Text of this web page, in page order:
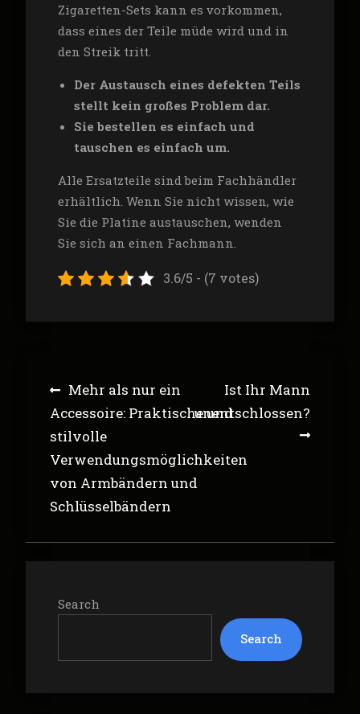
Zigaretten-Sets kann es vorkommen,
dass eines der Teile müde wird und in
den Streik tritt.
Der Austausch eines defekten Teils
stellt kein großes Problem dar.
Sie bestellen es einfach und
tauschen es einfach um.
Alle Ersatzteile sind beim Fachhändler
erhältlich. Wenn Sie nicht wissen, wie
Sie die Platine austauschen, wenden
Sie sich an einen Fachmann.
3.6/5 - (7 votes)
Post
navigation
Mehr als nur ein
Accessoire: Praktische und
stilvolle
Verwendungsmöglichkeiten
von Armbändern und
Schlüsselbändern
Ist Ihr Mann
unentschlossen?
Search
Search